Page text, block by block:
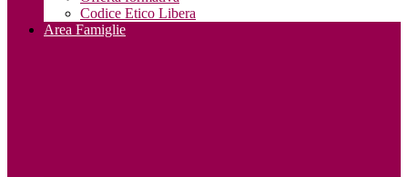
Codice Etico Libera
Area Famiglie